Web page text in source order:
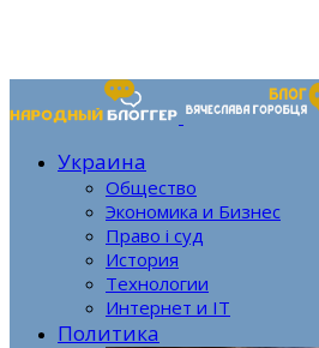
Украина
Общество
Экономика и Бизнес
Право і суд
История
Технологии
Интернет и IT
Политика